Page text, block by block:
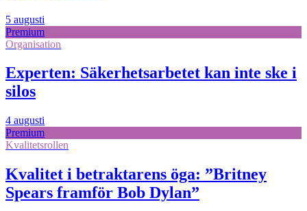
5 augusti
Premium
Organisation
Experten: Säkerhetsarbetet kan inte ske i
silos
4 augusti
Premium
Kvalitetsrollen
Kvalitet i betraktarens öga: ”Britney
Spears framför Bob Dylan”